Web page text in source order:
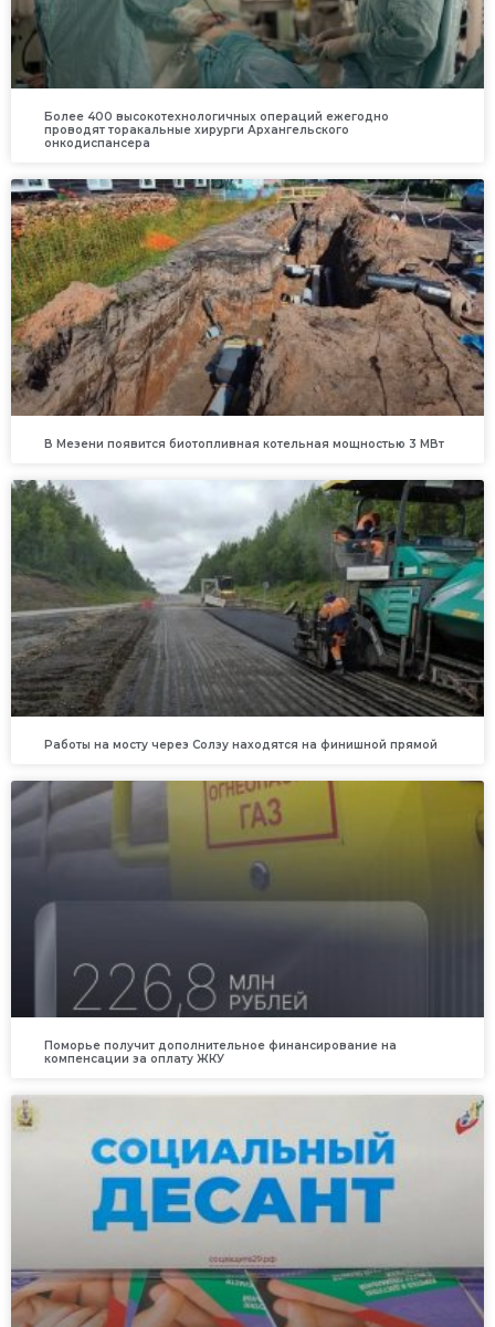
Более 400 высокотехнологичных операций ежегодно
проводят торакальные хирурги Архангельского
онкодиспансера
В Мезени появится биотопливная котельная мощностью 3 МВт
Работы на мосту через Солзу находятся на финишной прямой
Поморье получит дополнительное финансирование на
компенсации за оплату ЖКУ